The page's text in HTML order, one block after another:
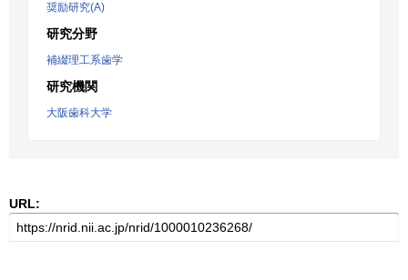
奨励研究(A)
研究分野
補綴理工系歯学
研究機関
大阪歯科大学
URL: